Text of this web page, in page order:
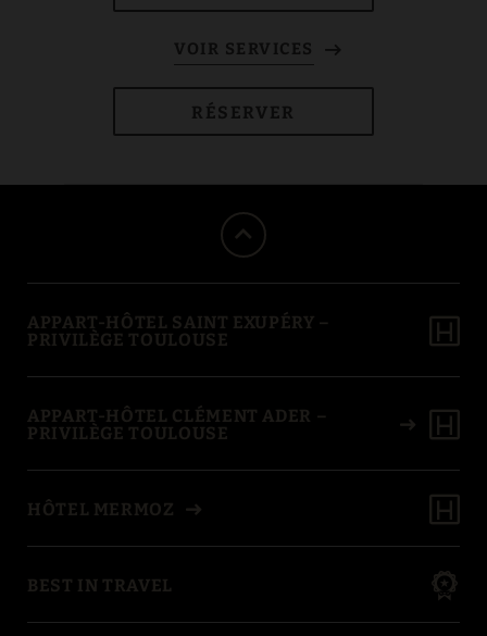
RÉSERVER
APPART-HÔTEL SAINT EXUPÉRY –
PRIVILÈGE TOULOUSE
APPART-HÔTEL CLÉMENT ADER –
PRIVILÈGE TOULOUSE
HÔTEL MERMOZ
BEST IN TRAVEL